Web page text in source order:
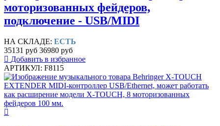
моторизованных фейдеров,
подключение - USB/MIDI
НА СКЛАДЕ: ЕСТЬ
35131 руб 36980 руб
Добавить в избранное
АРТИКУЛ: F8115